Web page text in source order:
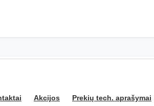
Akcijos Prekių tech. aprašymai